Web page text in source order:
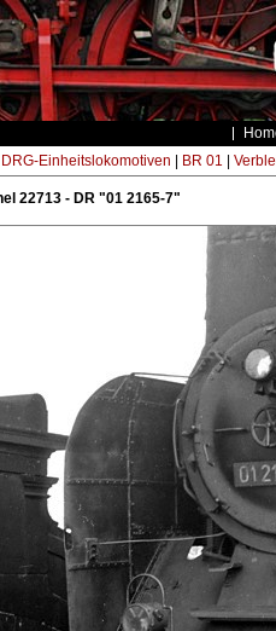
DRG-Einheitslokomotiven BR 01
22713 - DR "01 2165-7"